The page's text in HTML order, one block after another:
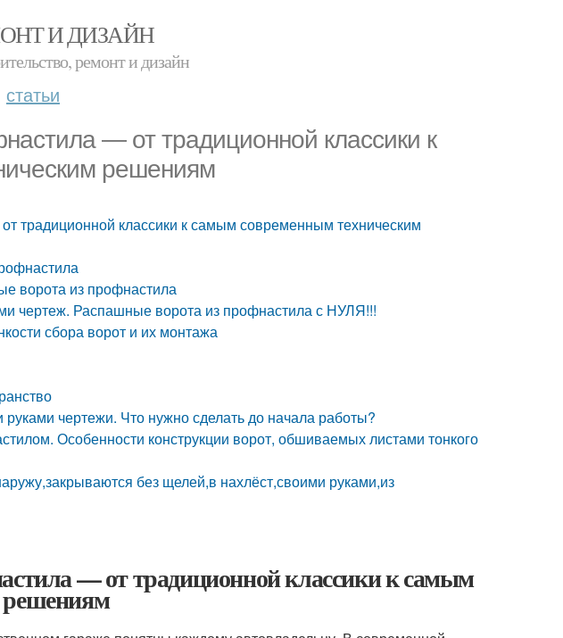
И ДИЗАЙН
ремонт и дизайн
статьи
— от традиционной классики к
решениям
традиционной классики к самым современным техническим
ворота из профнастила
чертеж. Распашные ворота из профнастила с НУЛЯ!!!
сбора ворот и их монтажа
чертежи. Что нужно сделать до начала работы?
Особенности конструкции ворот, обшиваемых листами тонкого
без щелей,в нахлёст,своими руками,из
— от традиционной классики к самым
решениям